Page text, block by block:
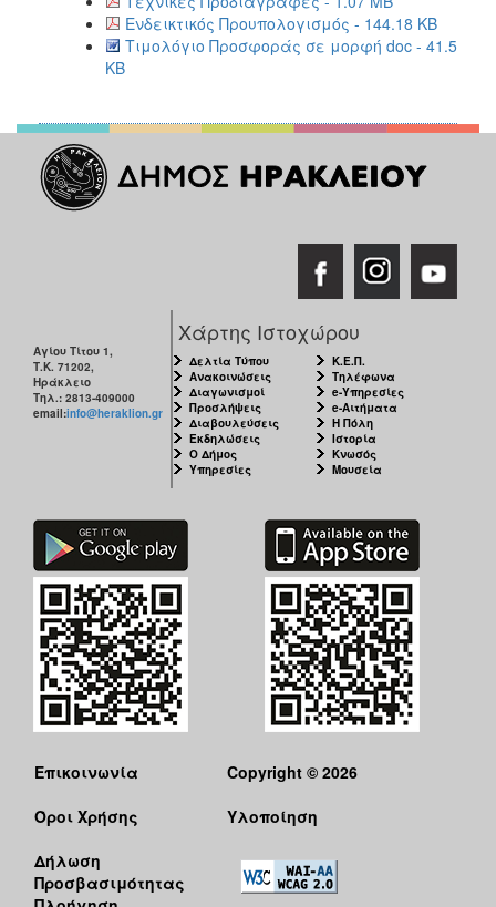
Ενδεικτικός Προυπολογισμός - 144.18 KB
Τιμολόγιο Προσφοράς σε μορφή doc - 41.5
KB
Αγίου Τίτου 1,
Τ.Κ. 71202,
Ηράκλειο
Τηλ.: 2813-409000
email:info@heraklion.gr
Χάρτης Ιστοχώρου
Δελτία Τύπου
Ανακοινώσεις
Διαγωνισμοί
Προσλήψεις
Διαβουλεύσεις
Εκδηλώσεις
Ο Δήμος
Υπηρεσίες
Κ.Ε.Π.
Τηλέφωνα
e-Υπηρεσίες
e-Αιτήματα
Η Πόλη
Ιστορία
Κνωσός
Μουσεία
Επικοινωνία
Όροι Χρήσης
Δήλωση
Προσβασιμότητας
Copyright © 2026
Υλοποίηση